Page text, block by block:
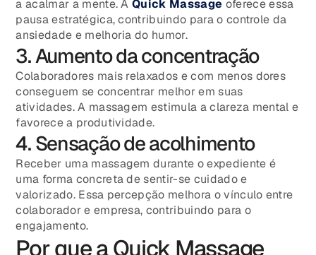
a acalmar a mente. AQuick Massage oferece essa
pausa estratégica, contribuindo para o controle da
ansiedade e melhoria do humor.
3. Aumento da concentração
Colaboradores mais relaxados e com menos dores
conseguem se concentrar melhor em suas
atividades. A massagem estimula a clareza mental e
favorece a produtividade.
4. Sensação de acolhimento
Receber uma massagem durante o expediente é
uma forma concreta de sentir-se cuidado e
valorizado. Essa percepção melhora o vínculo entre
colaborador e empresa, contribuindo para o
engajamento.
Por que a Quick Massage